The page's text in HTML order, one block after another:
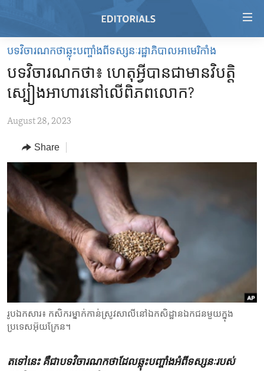
Skip
main
content
to
Navigation
Skip
Search
HOME
VIDEO
RADIO
REGIONS
AFRICA
ASIA
EUROPE
MIDDLE EAST
TOPICS
HUMAN RIGHTS
SECURITY AND DEFENSE
AID AND DEVELOPMENT
DEMOCRACY AND GOVERNANCE
ECONOMY AND TRADE
ENVIRONMENT AND HEALTH
IDEALS AND INSTITUTIONS
ARCHIVE
ABOUT US
FOLLOW US
បទវិចារណកថាឆ្លុះបញ្ចាំងពីទស្សនៈរដ្ឋាភិបាលអាមេរិកាំង
បទវិចារណកថា៖ ហេតុអ្វី​បាន​ជា​មាន​វិបត្តិ​
ស្បៀង​អាហារ​នៅ​លើ​ពិភពលោក?
August 28, 2023
Share
រូបឯកសារ៖ កសិករ​ម្នាក់​កាន់ស្រូវ​សាលី​នៅឯ​កសិដ្ឋាន​ឯកជន​មួយ​ក្នុង​
ប្រទេស​អ៊ុយក្រែន។
តទៅនេះ ​គឺ​ជា​បទ​វិចារណកថា​ដែល​ឆ្លុះ​បញ្ចាំង​អំពី​ទស្សនៈ​របស់​